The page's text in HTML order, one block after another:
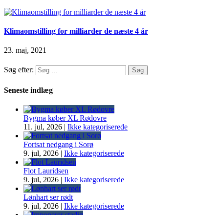
Klimaomstilling for milliarder de næste 4 år
23. maj, 2021
Søg efter:
Seneste indlæg
Bygma køber XL Rødovre
11. jul, 2026 | Ikke kategoriserede
Fortsat nedgang i Sorø
9. jul, 2026 | Ikke kategoriserede
Flot Lauridsen
9. jul, 2026 | Ikke kategoriserede
Lønhart ser rødt
9. jul, 2026 | Ikke kategoriserede